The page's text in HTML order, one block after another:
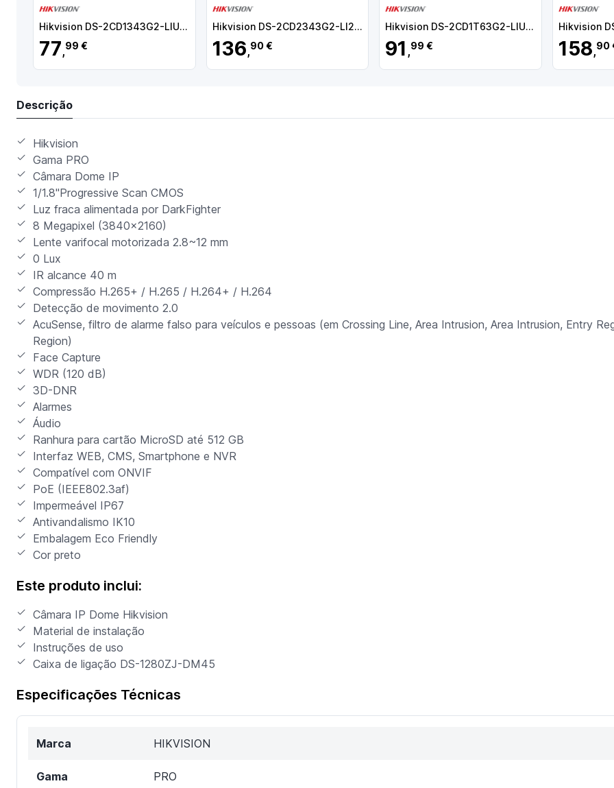
Hikvision DS-2CD1343G2-LIU(2.8mm) Câmara Turret IP, 4 MP, 2.8 mm, 30 m, PoE, IP67, Áudio, WDR (120 dB), Branco - 6931847188986
77,99 €
Hikvision DS-2CD2343G2-LI2U(2.8mm) Câmara Turret IP, 4 MP, 2.8 mm, 30 m, PoE, IP67, Áudio, MicroSD, WDR (120 dB), Deteção de movimento, Luz híbrida, Branco - 6942160463162
136,90 €
Hikvision DS-2CD1T63G2-LIU(4mm)
91 ,99 € 158,90
Descrição
Hikvision
Gama PRO
Câmara Dome IP
1/1.8"Progressive Scan CMOS
Luz fraca alimentada por DarkFighter
8 Megapixel (3840x2160)
Lente varifocal motorizada 2.8~12 mm
0 Lux
IR alcance 40 m
Compressão H.265+ / H.265 / H.264+ / H.264
Detecção de movimento 2.0
AcuSense, filtro de alarme falso para veículos e pessoas (em Crossing Line, Area Intrusion, Area Intrusion, Entry
Region)
Face Capture
WDR (120 dB)
3D-DNR
Alarmes
Áudio
Ranhura para cartão MicroSD até 512 GB
Interfaz WEB, CMS, Smartphone e NVR
Compatível com ONVIF
PoE (IEEE802.3af)
Impermeável IP67
Antivandalismo IK10
Embalagem Eco Friendly
Cor preto
Este produto inclui:
Câmara IP Dome Hikvision
Material de instalação
Instruções de uso
Caixa de ligação DS-1280ZJ-DM45
Especificações Técnicas
Marca HIKVISION
Gama PRO